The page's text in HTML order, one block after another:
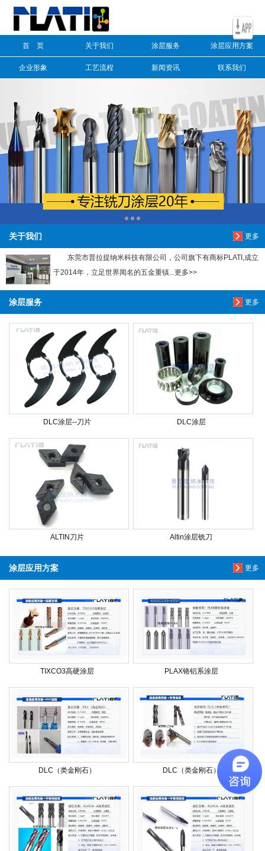
首 页 关于我们 涂层服务 涂层应用方案
企业形象 工艺流程 新闻资讯 联系我们
更多
关于我们
东莞市普拉提纳米科技有限公司，公司旗下有商标PLATI,成立
于2014年，立足世界闻名的五金重镇...更多>>
更多
涂层服务
DLC涂层--刀片 DLC涂层
ALTIN刀片 Altin涂层铣刀
更多
涂层应用方案
TIXCO3高硬涂层 PLAX铬铝系涂层
DLC（类金刚石） DLC（类金刚石）
信息搜索
搜索